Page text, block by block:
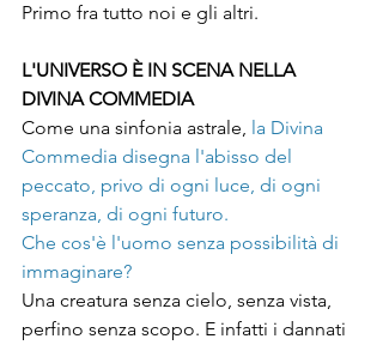
Primo fra tutto noi e gli altri.
L'UNIVERSO È IN SCENA NELLA
DIVINA COMMEDIA
Come una sinfonia astrale, la Divina
Commedia disegna l'abisso del
peccato, privo di ogni luce, di ogni
speranza, di ogni futuro.
Che cos'è l'uomo senza possibilità di
immaginare?
Una creatura senza cielo, senza vista,
perfino senza scopo. E infatti i dannati